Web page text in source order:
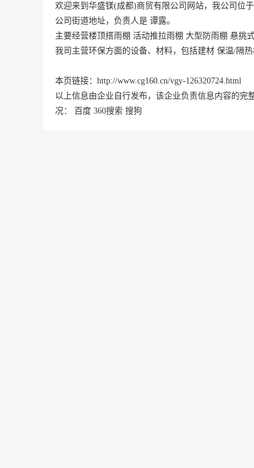
欢迎来到华盛镁(成都)商贸有限公司网站，我公司位
公司街道地址，负责人是 谭露。
主要经营楼顶搭雨棚 活动推拉雨棚 大型防雨棚 悬挑
我司主营环保方面的设备、材料，包括建材 保温/隔
本页链接： http://www.cg160.cn/vgy-126320724.html
以上信息由企业自行发布，该企业负责信息内容的完
况：
百度 360搜索 搜狗